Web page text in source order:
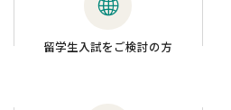
留学生入試をご検討の方